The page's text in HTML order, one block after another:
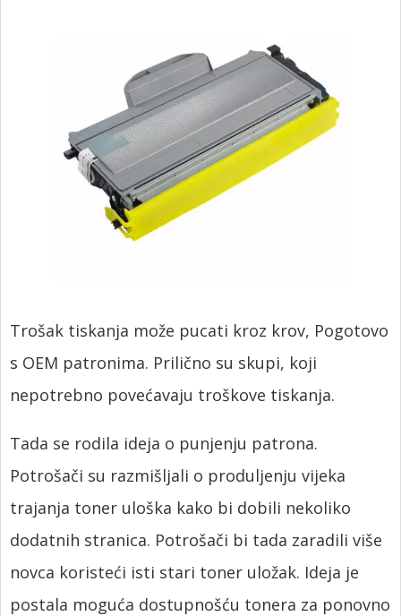
Trošak tiskanja može pucati kroz krov, Pogotovo
s OEM patronima. Prilično su skupi, koji
nepotrebno povećavaju troškove tiskanja.
Tada se rodila ideja o punjenju patrona.
Potrošači su razmišljali o produljenju vijeka
trajanja toner uloška kako bi dobili nekoliko
dodatnih stranica. Potrošači bi tada zaradili više
novca koristeći isti stari toner uložak. Ideja je
postala moguća dostupnošću tonera za ponovno